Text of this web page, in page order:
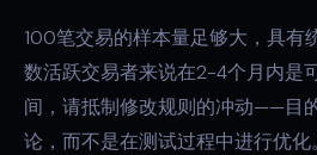
100笔交易的样本量足够大，具有
数活跃交易者来说在2-4个月内是
间，请抵制修改规则的冲动——目
论，而不是在测试过程中进行优化